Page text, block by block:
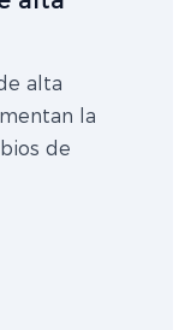
alta
la
de